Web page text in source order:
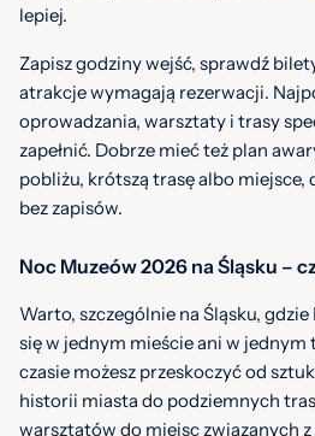
lepiej.
Zapisz godziny wejść, sprawdź
atrakcje wymagają rezerwacji.
oprowadzania, warsztaty i trasy
zapełnić. Dobrze mieć też plan
pobliżu, krótszą trasę albo
bez zapisów.
Noc Muzeów 2026 na Śląsku –
Warto, szczególnie na Śląsku,
się w jednym mieście ani w
czasie możesz przeskoczyć od
historii miasta do podziemnych
warsztatów do miejsc związanych